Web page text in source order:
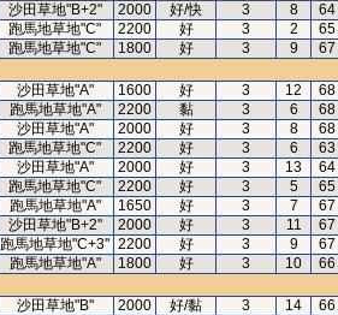
沙田草地"B+2" 2000 好/快 3 8
64
跑馬地草地"C" 2200 好 3 2
65
跑馬地草地"C" 1800 好 3 9
67
沙田草地"A" 1600 好 3 12
68
跑馬地草地"A" 2200 黏 3 6
68
沙田草地"A" 2000 好 3 8
68
跑馬地草地"C" 2200 好 3 6
63
沙田草地"A" 2000 好 3 13
64
跑馬地草地"C" 2200 好 3 5
65
跑馬地草地"A" 1650 好 3 7
67
沙田草地"B+2" 2000 好 3 11
67
跑馬地草地"C+3" 2200 好 3 9
67
跑馬地草地"A" 1800 好 3 10
66
沙田草地"B" 2000 好/黏 3 14
66